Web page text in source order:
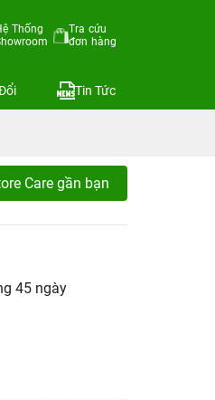
Thống
Tra cứu
đơn hàng
Tin Tức
Care gần bạn
45 ngày